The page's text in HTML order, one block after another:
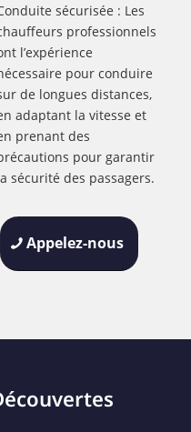
sécurisée : Les
professionnels
l’expérience
pour conduire
de longues distances,
adaptant la vitesse et
prenant des
pour garantir
sécurité des passagers.
Appelez-nous